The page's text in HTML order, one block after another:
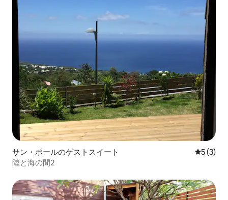
サン・ポールのゲストスイート レビュー
5 (3)
陸と海の間2